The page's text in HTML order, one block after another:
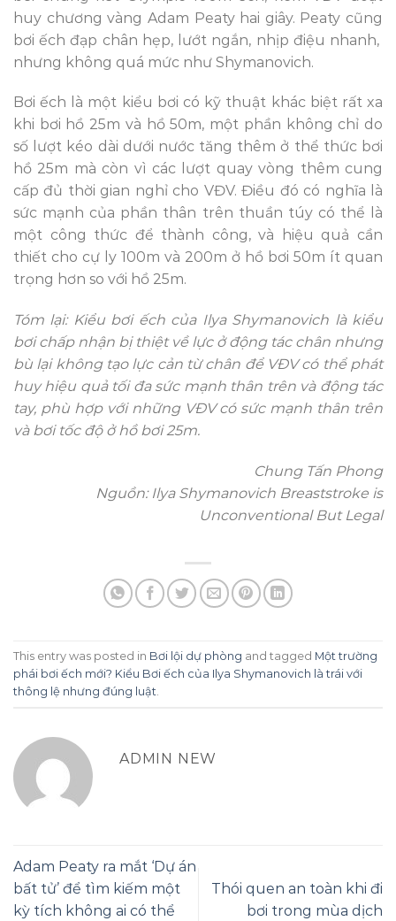
huy chương vàng Adam Peaty hai giây. Peaty cũng
bơi ếch đạp chân hẹp, lướt ngắn, nhịp điệu nhanh,
nhưng không quá mức như Shymanovich.
Bơi ếch là một kiểu bơi có kỹ thuật khác biệt rất xa
khi bơi hồ 25m và hồ 50m, một phần không chỉ do
số lượt kéo dài dưới nước tăng thêm ở thể thức bơi
hồ 25m mà còn vì các lượt quay vòng thêm cung
cấp đủ thời gian nghỉ cho VĐV. Điều đó có nghĩa là
sức mạnh của phần thân trên thuần túy có thể là
một công thức để thành công, và hiệu quả cần
thiết cho cự ly 100m và 200m ở hồ bơi 50m ít quan
trọng hơn so với hồ 25m.
Tóm lại: Kiểu bơi ếch của Ilya Shymanovich là kiểu
bơi chấp nhận bị thiệt về lực ở động tác chân nhưng
bù lại không tạo lực cản từ chân để VĐV có thể phát
huy hiệu quả tối đa sức mạnh thân trên và động tác
tay, phù hợp với những VĐV có sức mạnh thân trên
và bơi tốc độ ở hồ bơi 25m.
Chung Tấn Phong
Nguồn: Ilya Shymanovich Breaststroke is
Unconventional But Legal
This entry was posted in Bơi lội dự phòng and tagged Một trường
phái bơi ếch mới? Kiểu Bơi ếch của Ilya Shymanovich là trái với
thông lệ nhưng đúng luật
ADMIN NEW
Adam Peaty ra mắt ‘Dự án
bất tử’ để tìm kiếm một
kỳ tích không ai có thể
Thói quen an toàn khi đi
bơi trong mùa dịch